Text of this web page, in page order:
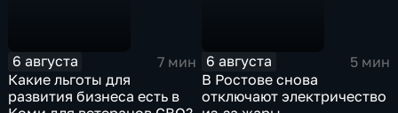
6 августа
7 мин
Какие льготы для
развития бизнеса есть в
6 августа
5 мин
В Ростове снова
отключают электричество